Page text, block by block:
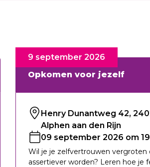
Opkomen voor jezelf
9 september 2026
Henry Dunantweg 42,
Alphen aan den Rijn
09 september 2026 om
Wil je je zelfvertrouwen vergroten
assertiever worden? Leren hoe je